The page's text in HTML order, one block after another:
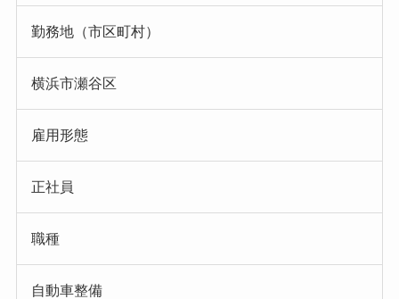
勤務地（市区町村）
横浜市瀬谷区
雇用形態
正社員
職種
自動車整備